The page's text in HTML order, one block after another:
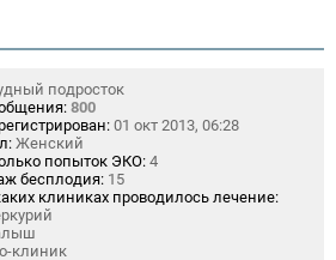
подросток
800
01 окт 2013, 06:28
Женский
попыток ЭКО: 4
бесплодия: 15
клиниках проводилось лечение:
клиник